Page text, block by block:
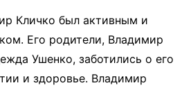
Кличко был активным и
Его родители, Владимир
Ушенко, заботились о его
и здоровье. Владимир